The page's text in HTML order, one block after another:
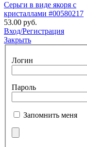
Серьги в виде якоря с
кристаллами #00580217
53.00 руб.
Вход/Регистрация
Закрыть
Логин
Пароль
Запомнить меня